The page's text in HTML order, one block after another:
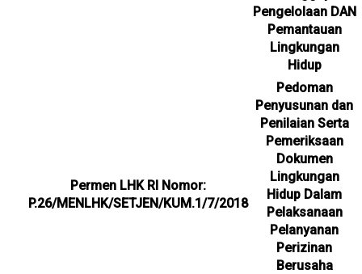
Pengelolaan DAN
Pemantauan
Lingkungan
Hidup
Permen LHK RI Nomor:
P.26/MENLHK/SETJEN/KUM.1/7/2018
Pedoman
Penyusunan dan
Penilaian Serta
Pemeriksaan
Dokumen
Lingkungan
Hidup Dalam
Pelaksanaan
Pelanyanan
Perizinan
Berusaha